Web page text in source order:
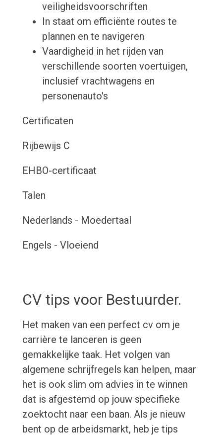
veiligheidsvoorschriften
In staat om efficiënte routes te
plannen en te navigeren
Vaardigheid in het rijden van
verschillende soorten voertuigen,
inclusief vrachtwagens en
personenauto's
Certificaten
Rijbewijs C
EHBO-certificaat
Talen
Nederlands - Moedertaal
Engels - Vloeiend
CV tips voor Bestuurder.
Het maken van een perfect cv om je
carrière te lanceren is geen
gemakkelijke taak. Het volgen van
algemene schrijfregels kan helpen, maar
het is ook slim om advies in te winnen
dat is afgestemd op jouw specifieke
zoektocht naar een baan. Als je nieuw
bent op de arbeidsmarkt, heb je tips